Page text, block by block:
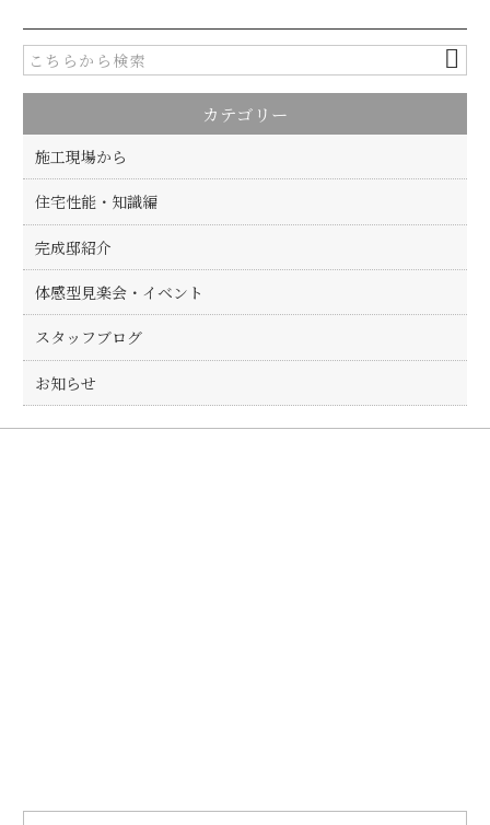
e
b
o
o
k
te
r
カテゴリー
施工現場から
住宅性能・知識編
完成邸紹介
体感型見楽会・イベント
スタッフブログ
お知らせ